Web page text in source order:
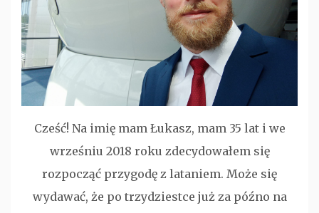
Cześć! Na imię mam Łukasz, mam 35 lat i we
wrześniu 2018 roku zdecydowałem się
rozpocząć przygodę z lataniem. Może się
wydawać, że po trzydziestce już za późno na